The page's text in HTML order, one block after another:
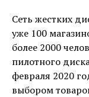
Сеть жестких
уже 100
более 2000
пилотного
февраля 2020
выбором